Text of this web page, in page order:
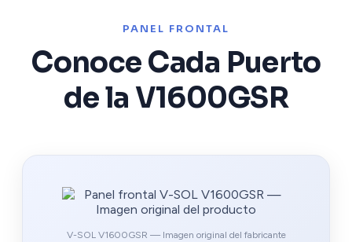
PANEL FRONTAL
Conoce Cada Puerto
de la V1600GSR
V-SOL V1600GSR — Imagen original del fabricante